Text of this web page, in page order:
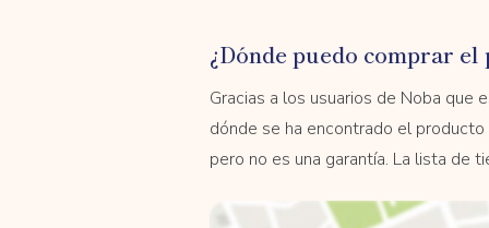
¿Dónde puedo comprar
Gracias a los usuarios de Noba que
dónde se ha encontrado el
pero no es una garantía. La lista de